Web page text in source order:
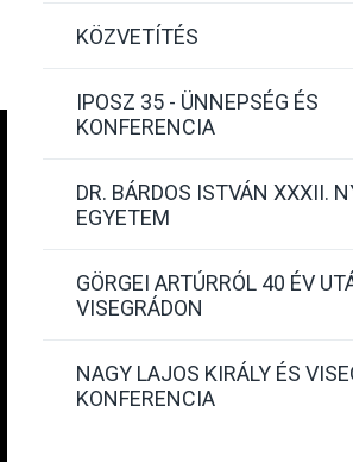
KÖZVETÍTÉS
IPOSZ 35 - ÜNNEPSÉG ÉS
KONFERENCIA
DR. BÁRDOS ISTVÁN XXXII.
EGYETEM
GÖRGEI ARTÚRRÓL 40 ÉV
VISEGRÁDON
NAGY LAJOS KIRÁLY ÉS
KONFERENCIA